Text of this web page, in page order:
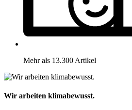
Mehr als 13.300 Artikel
Wir arbeiten klimabewusst.